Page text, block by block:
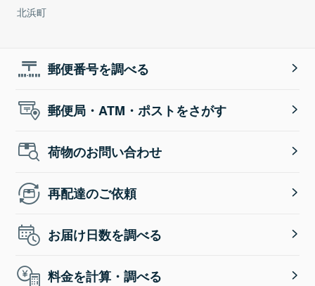
北浜町
郵便番号を調べる
郵便局・ATM・ポストをさがす
荷物のお問い合わせ
再配達のご依頼
お届け日数を調べる
料金を計算・調べる